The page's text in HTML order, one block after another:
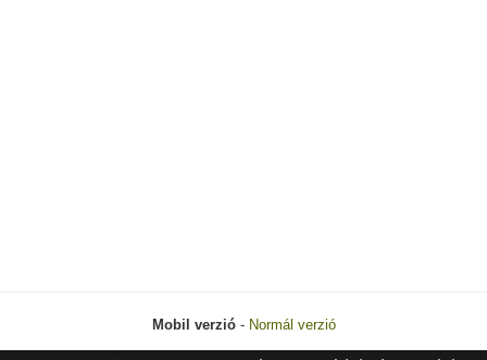
Mobil verzió- Normál verzió